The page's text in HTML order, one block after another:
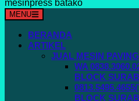
MENU
BERANDA
ARTIKEL
JUAL MESIN
WA
BLOCK
BLOCK